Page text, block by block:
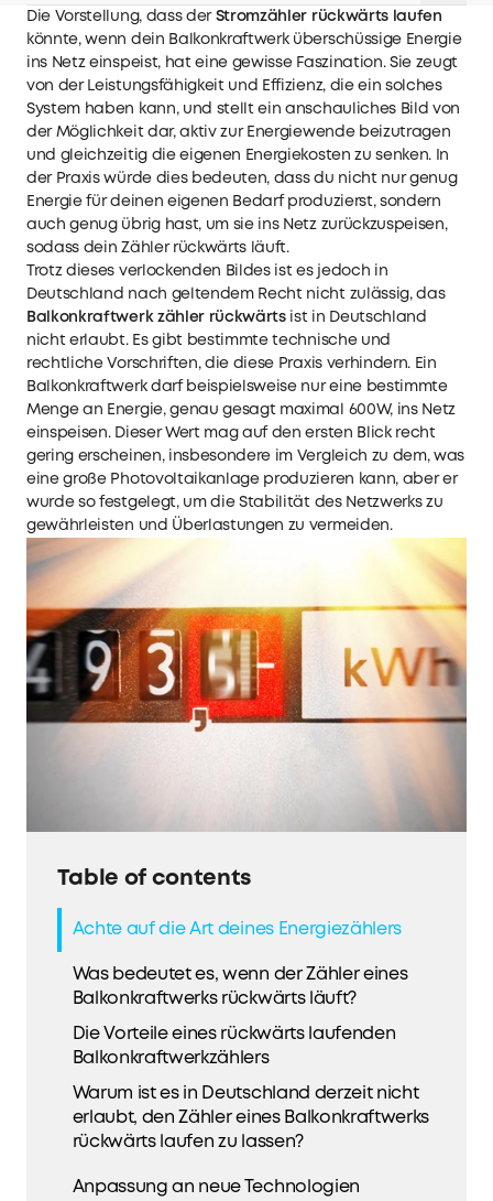
Die Vorstellung, dass der Stromzähler rückwärts laufen
könnte, wenn dein Balkonkraftwerk überschüssige Energie
ins Netz einspeist, hat eine gewisse Faszination. Sie zeugt
von der Leistungsfähigkeit und Effizienz, die ein solches
System haben kann, und stellt ein anschauliches Bild von
der Möglichkeit dar, aktiv zur Energiewende beizutragen
und gleichzeitig die eigenen Energiekosten zu senken. In
der Praxis würde dies bedeuten, dass du nicht nur genug
Energie für deinen eigenen Bedarf produzierst, sondern
auch genug übrig hast, um sie ins Netz zurückzuspeisen,
sodass dein Zähler rückwärts läuft.
Trotz dieses verlockenden Bildes ist es jedoch in
Deutschland nach geltendem Recht nicht zulässig, das
Balkonkraftwerk zähler rückwärtsist in Deutschland
nicht erlaubt. Es gibt bestimmte technische und
rechtliche Vorschriften, die diese Praxis verhindern. Ein
Balkonkraftwerk darf beispielsweise nur eine bestimmte
Menge an Energie, genau gesagt maximal 600W, ins Netz
einspeisen. Dieser Wert mag auf den ersten Blick recht
gering erscheinen, insbesondere im Vergleich zu dem, was
eine große Photovoltaikanlage produzieren kann, aber er
wurde so festgelegt, um die Stabilität des Netzwerks zu
gewährleisten und Überlastungen zu vermeiden.
Table of contents
Achte auf die Art deines Energiezählers
Was bedeutet es, wenn der Zähler eines
Balkonkraftwerks rückwärts läuft?
Die Vorteile eines rückwärts laufenden
Balkonkraftwerkzählers
Warum ist es in Deutschland derzeit nicht
erlaubt, den Zähler eines Balkonkraftwerks
rückwärts laufen zu lassen?
Anpassung an neue Technologien